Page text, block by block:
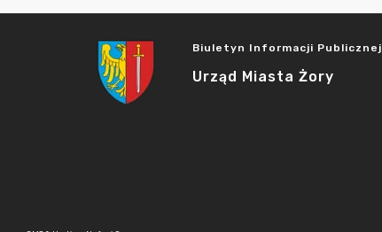
Biuletyn Informacji Publicznej
Urząd Miasta Żory